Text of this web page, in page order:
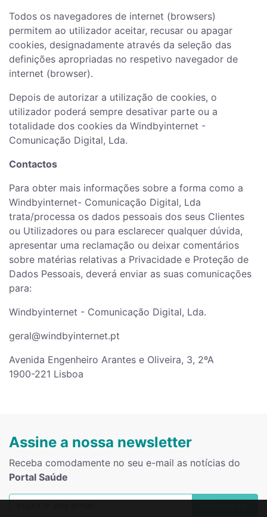
Todos os navegadores de internet (browsers)
permitem ao utilizador aceitar, recusar ou apagar
cookies, designadamente através da seleção das
definições apropriadas no respetivo navegador de
internet (browser).
Depois de autorizar a utilização de cookies, o
utilizador poderá sempre desativar parte ou a
totalidade dos cookies da Windbyinternet -
Comunicação Digital, Lda.
Contactos
Para obter mais informações sobre a forma como a
Windbyinternet- Comunicação Digital, Lda
trata/processa os dados pessoais dos seus Clientes
ou Utilizadores ou para esclarecer qualquer dúvida,
apresentar uma reclamação ou deixar comentários
sobre matérias relativas a Privacidade e Proteção de
Dados Pessoais, deverá enviar as suas comunicações
para:
Windbyinternet - Comunicação Digital, Lda.
geral@windbyinternet.pt
Avenida Engenheiro Arantes e Oliveira, 3, 2ºA
1900-221 Lisboa
Assine a nossa newsletter
Receba comodamente no seu e-mail as notícias do
Portal Saúde